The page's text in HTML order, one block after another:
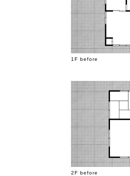
1F before
2F before